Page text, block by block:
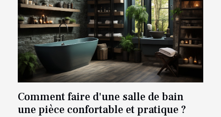
Comment faire d'une salle de bain
une pièce confortable et pratique ?